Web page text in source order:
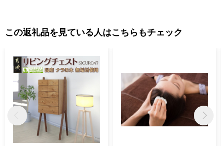
この返礼品を見ている人はこちらもチェック